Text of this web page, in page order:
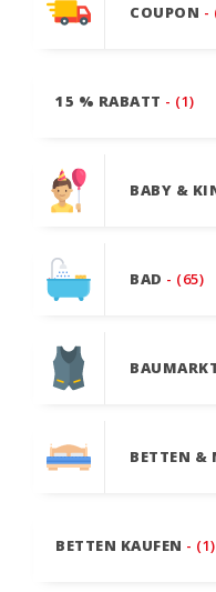
COUPON -
15 % RABATT - (1)
BABY &
BAD - (65)
BETTEN &
BETTEN KAUFEN - (1)